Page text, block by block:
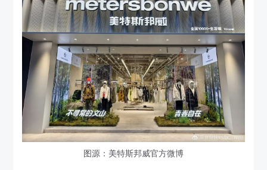
图源：美特斯邦威官方微博